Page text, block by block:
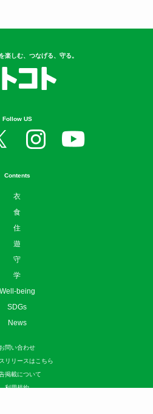
楽しむ、つなげる、守る。
Follow US
Contents
衣
食
住
遊
守
学
Well-being
SDGs
News
お問い合わせ
リリースはこちら
掲載について
利用規約